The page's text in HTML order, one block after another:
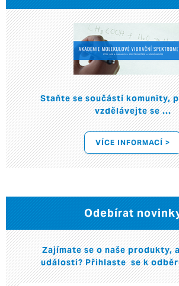
Staňte se součástí komunity,
vzdělávejte se ...
VÍCE INFORMACÍ >
Odebírat
Zajímate se o naše produkty,
události? Přihlaste se k